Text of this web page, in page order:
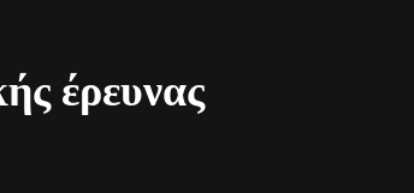
έρευνας